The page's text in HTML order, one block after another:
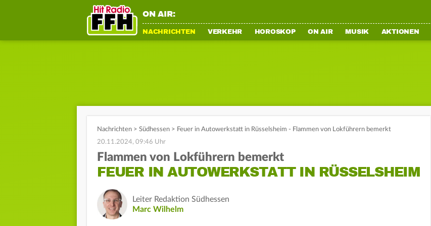
ON AIR:
NACHRICHTEN VERKEHR HOROSKOP ON AIR MUSIK AKTIONEN
Nachrichten > Südhessen > Feuer in Autowerkstatt in Rüsselsheim - Flammen von Lokführern bemerkt
20.11.2024, 09:46 Uhr
Flammen von Lokführern bemerkt
FEUER IN AUTOWERKSTATT IN RÜSSELSHEIM
Leiter Redaktion Südhessen
Marc Wilhelm